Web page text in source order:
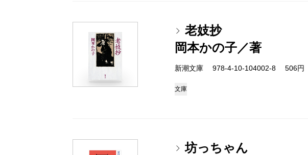
老妓抄
岡本かの子／著
新潮文庫 978-4-10-104002-8 506円
文庫
坊っちゃん